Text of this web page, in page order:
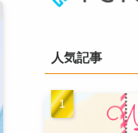
人気記事